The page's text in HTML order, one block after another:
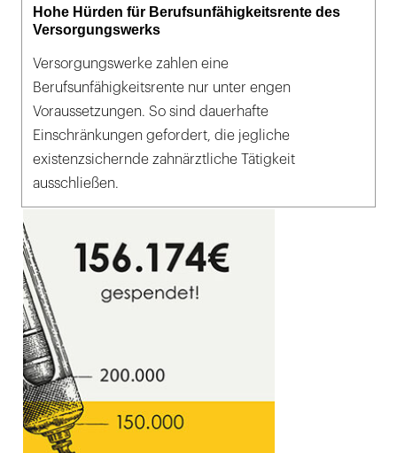
Hohe Hürden für Berufsunfähigkeitsrente des
Versorgungswerks
Versorgungswerke zahlen eine
Berufsunfähigkeitsrente nur unter engen
Voraussetzungen. So sind dauerhafte
Einschränkungen gefordert, die jegliche
existenzsichernde zahnärztliche Tätigkeit
ausschließen.